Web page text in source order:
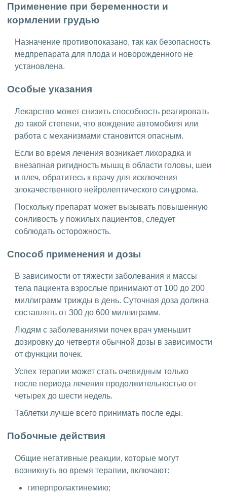
Применение при беременности и
кормлении грудью
Назначение противопоказано, так как безопасность
медпрепарата для плода и новорожденного не
установлена.
Особые указания
Лекарство может снизить способность реагировать
до такой степени, что вождение автомобиля или
работа с механизмами становится опасным.
Если во время лечения возникает лихорадка и
внезапная ригидность мышц в области головы, шеи
и плеч, обратитесь к врачу для исключения
злокачественного нейролептического синдрома.
Поскольку препарат может вызывать повышенную
сонливость у пожилых пациентов, следует
соблюдать осторожность.
Способ применения и дозы
В зависимости от тяжести заболевания и массы
тела пациента взрослые принимают от 100 до 200
миллиграмм трижды в день. Суточная доза должна
составлять от 300 до 600 миллиграмм.
Людям с заболеваниями почек врач уменьшит
дозировку до четверти обычной дозы в зависимости
от функции почек.
Успех терапии может стать очевидным только
после периода лечения продолжительностью от
четырех до шести недель.
Таблетки лучше всего принимать после еды.
Побочные действия
Общие негативные реакции, которые могут
возникнуть во время терапии, включают:
гиперпролактинемию;